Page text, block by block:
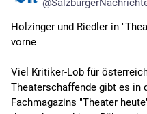
@
Holzinger und Riedler in
vorne
Viel Kritiker-Lob für
Theaterschaffende gibt es in
Fachmagazins "Theater